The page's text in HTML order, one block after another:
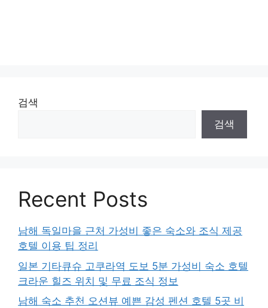
검색
검색
Recent Posts
남해 독일마을 근처 가성비 좋은 숙소와 조식 제공
호텔 이용 팁 정리
일본 기타큐슈 고쿠라역 도보 5분 가성비 숙소 호텔
크라운 힐즈 위치 및 무료 조식 정보
남해 숙소 추천 오션뷰 예쁜 감성 펜션 호텔 5곳 비